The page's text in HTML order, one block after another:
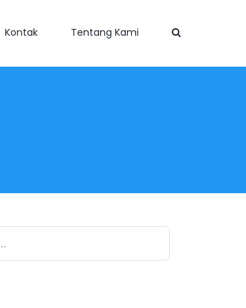
Kontak Tentang Kami